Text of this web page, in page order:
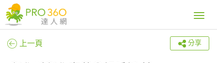
Toggle
上一頁 分享